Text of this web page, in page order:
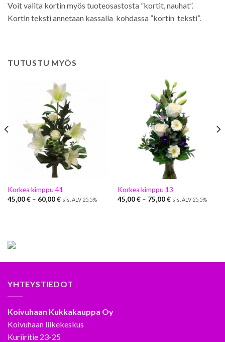
Voit valita kortin myös tuoteosastosta ”kortit, nauhat”.
Kortin teksti annetaan kassalla kohdassa ”kortin teksti”.
TUTUSTU MYÖS
Korkea kimppu 41
45,00€– 60,00€ sis. ALV 25,5%
Korkea kimppu 13
45,00€– 75,00€ sis. ALV 25,5%
YHTEYSTIEDOT
Koivuhaan Kukkakauppa Oy
Koivuhaan liikekeskus
Kuriiritie 23-25